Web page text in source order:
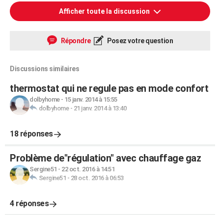
Afficher toute la discussion
Répondre Posez votre question
Discussions similaires
thermostat qui ne regule pas en mode confort
dolbyhome- 15 janv. 2014 à 15:55
dolbyhome- 21 janv. 2014 à 13:40
18 réponses
Problème de"régulation" avec chauffage gaz
Sergine51 - 22 oct. 2016 à 14:51
Sergine51 - 28 oct. 2016 à 06:53
4 réponses